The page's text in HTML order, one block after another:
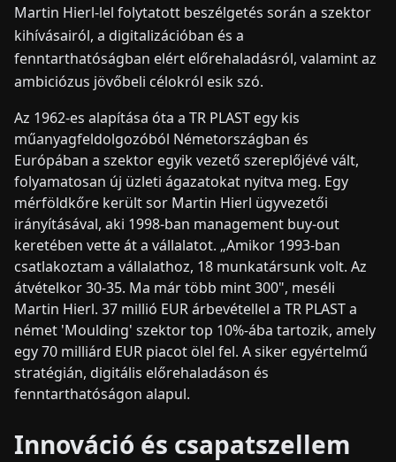
Martin Hierl-lel folytatott beszélgetés során a szektor
kihívásairól, a digitalizációban és a
fenntarthatóságban elért előrehaladásról, valamint az
ambiciózus jövőbeli célokról esik szó.
Az 1962-es alapítása óta a TR PLAST egy kis
műanyagfeldolgozóból Németországban és
Európában a szektor egyik vezető szereplőjévé vált,
folyamatosan új üzleti ágazatokat nyitva meg. Egy
mérföldkőre került sor Martin Hierl ügyvezetői
irányításával, aki 1998-ban management buy-out
keretében vette át a vállalatot. „Amikor 1993-ban
csatlakoztam a vállalathoz, 18 munkatársunk volt. Az
átvételkor 30-35. Ma már több mint 300", meséli
Martin Hierl. 37 millió EUR árbevétellel a TR PLAST a
német 'Moulding' szektor top 10%-ába tartozik, amely
egy 70 milliárd EUR piacot ölel fel. A siker egyértelmű
stratégián, digitális előrehaladáson és
fenntarthatóságon alapul.
Innováció és csapatszellem